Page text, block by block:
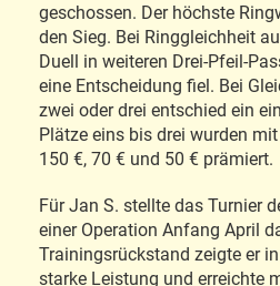
geschossen. Der höchste
den Sieg. Bei Ringgleichheit
Duell in weiteren Drei-Pfeil-
eine Entscheidung fiel. Bei
zwei oder drei entschied ein
Plätze eins bis drei wurden
150 €, 70 € und 50 € prämiert.
Für Jan S. stellte das Turnier
einer Operation Anfang April
Trainingsrückstand zeigte er
starke Leistung und erreichte